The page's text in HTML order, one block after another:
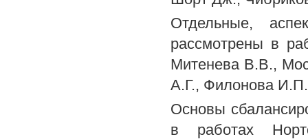
Отдельные,
рассмотрены в
Митенева В.В.,
А.Г., Филонова
Основы
в работах